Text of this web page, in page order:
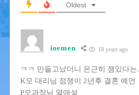
Oldest
ioemen 18 years ago
ㅋㅋ 만들고났더니 은근히 잼있다는.
K모 대리님 점쟁이 2년후 결혼 예언
P모과장님 열애설